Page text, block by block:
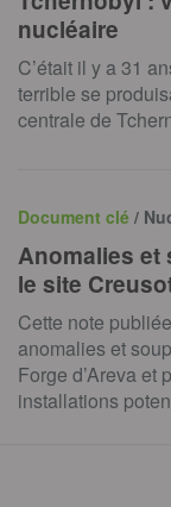
nucléaire
C’était il y a 31
terrible se
centrale de
Document clé /
Anomalies
le site
Cette note
anomalies et
Forge d’Areva et
installations